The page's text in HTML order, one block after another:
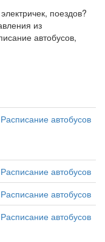
поездов?
из
автобусов,
Расписание автобусов
Расписание автобусов
Расписание автобусов
Расписание автобусов